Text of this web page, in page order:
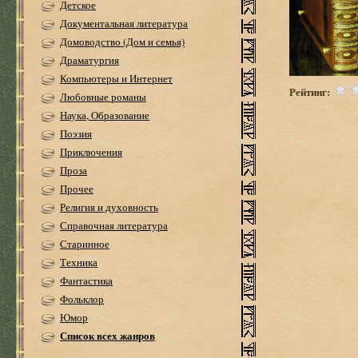
Детское
Документальная литература
Домоводство (Дом и семья)
Драматургия
Компьютеры и Интернет
Любовные романы
Наука, Образование
Поэзия
Приключения
Проза
Прочее
Религия и духовность
Справочная литература
Старинное
Техника
Фантастика
Фольклор
Юмор
Список всех жанров
Рейтинг: